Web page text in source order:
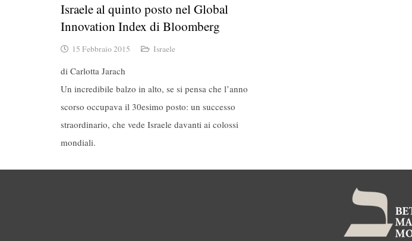
Israele al quinto posto nel Global
Innovation Index di Bloomberg
15 Febbraio 2015 Israele
di Carlotta Jarach
Un incredibile balzo in alto, se si pensa che l’anno
scorso occupava il 30esimo posto: un successo
straordinario, che vede Israele davanti ai colossi
mondiali.